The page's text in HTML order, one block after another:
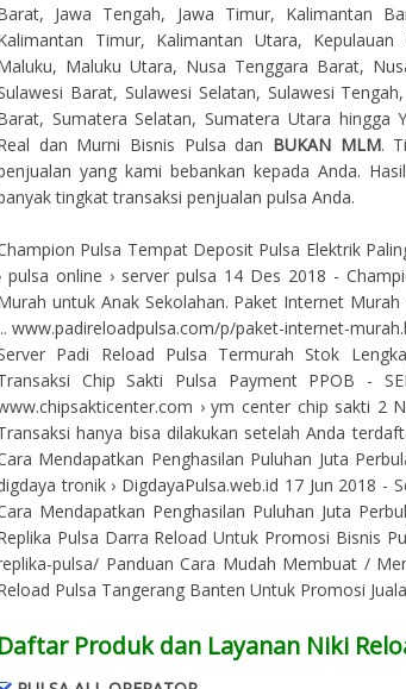
Jawa Tengah, Jawa Timur, Kalimantan
Timur, Kalimantan Utara,
Maluku Utara, Nusa Tenggara Barat,
Barat, Sulawesi Selatan, Sulawesi
Sumatera Selatan, Sumatera Utara hingga
dan Murni Bisnis Pulsa dan BUKAN MLM.
yang kami bebankan kepada Anda.
tingkat transaksi penjualan pulsa Anda.
Pulsa Tempat Deposit Pulsa Elektrik
pulsa online › server pulsa 14 Des 2018 -
untuk Anak Sekolahan. Paket Internet Murah
www.padireloadpulsa.com/p/paket-internet-
Padi Reload Pulsa Termurah Stok
Chip Sakti Pulsa Payment PPOB -
› ym center chip sakti 2
hanya bisa dilakukan setelah Anda
Mendapatkan Penghasilan Puluhan Juta
tronik › DigdayaPulsa.web.id 17 Jun 2018
Mendapatkan Penghasilan Puluhan Juta
Pulsa Darra Reload Untuk Promosi Bisnis
pulsa/ Panduan Cara Mudah Membuat /
Pulsa Tangerang Banten Untuk Promosi
Daftar Produk dan Layanan Niki